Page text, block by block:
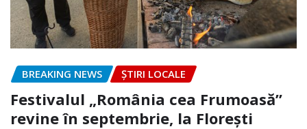
BREAKING NEWS ȘTIRI LOCALE
Festivalul „România cea Frumoasă”
revine în septembrie, la Florești